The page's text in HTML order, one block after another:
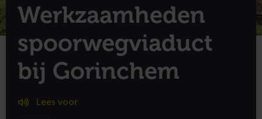
Werkzaamheden
spoorwegviaduct
bij Gorinchem
Lees voor